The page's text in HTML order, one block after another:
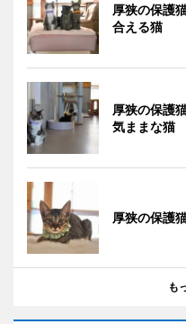
厚狭の保護
合える猫
厚狭の保護
気ままな猫
厚狭の保護
も